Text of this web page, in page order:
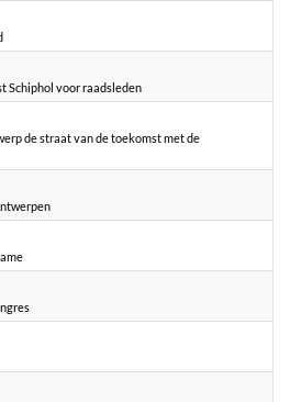
Schiphol voor raadsleden
de straat van de toekomst met de